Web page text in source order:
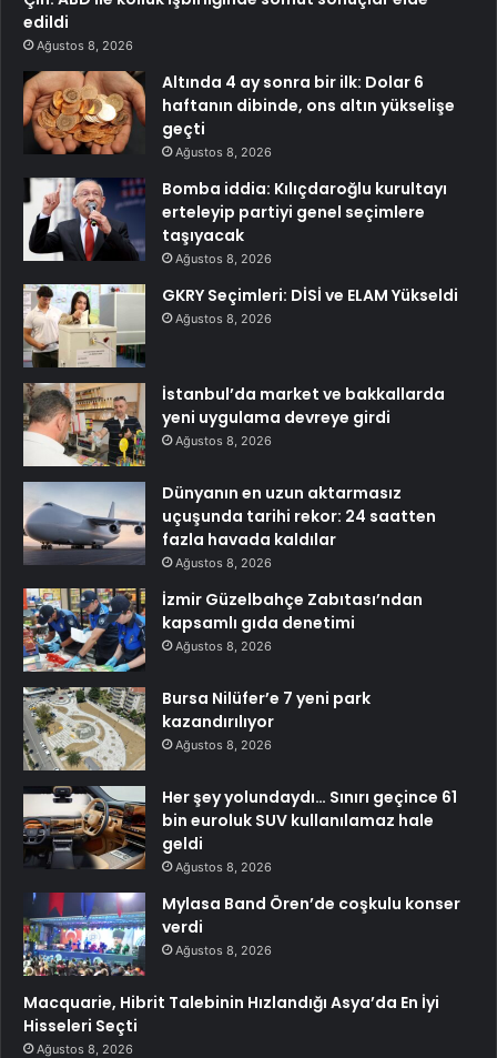
edildi
Ağustos 8, 2026
Altında 4 ay sonra bir ilk: Dolar 6
haftanın dibinde, ons altın yükselişe
geçti
Ağustos 8, 2026
Bomba iddia: Kılıçdaroğlu kurultayı
erteleyip partiyi genel seçimlere
taşıyacak
Ağustos 8, 2026
GKRY Seçimleri: DİSİ ve ELAM Yükseldi
Ağustos 8, 2026
İstanbul’da market ve bakkallarda
yeni uygulama devreye girdi
Ağustos 8, 2026
Dünyanın en uzun aktarmasız
uçuşunda tarihi rekor: 24 saatten
fazla havada kaldılar
Ağustos 8, 2026
İzmir Güzelbahçe Zabıtası’ndan
kapsamlı gıda denetimi
Ağustos 8, 2026
Bursa Nilüfer’e 7 yeni park
kazandırılıyor
Ağustos 8, 2026
Her şey yolundaydı… Sınırı geçince 61
bin euroluk SUV kullanılamaz hale
geldi
Ağustos 8, 2026
Mylasa Band Ören’de coşkulu konser
verdi
Ağustos 8, 2026
Macquarie, Hibrit Talebinin Hızlandığı Asya’da En İyi
Hisseleri Seçti
Ağustos 8, 2026